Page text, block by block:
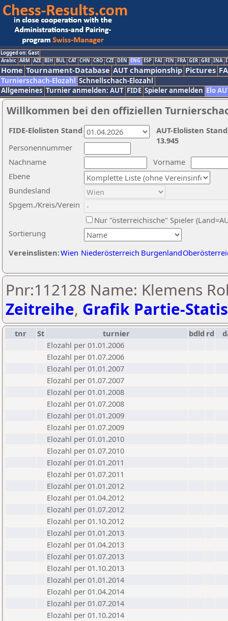
Logged on: Gast
Arabic ARM AZE BIH BUL CAT CHN CRO CZE DEN ENG ESP FAI FIN FRA GER GRE INA
Home Tournament-Database AUT championship Pictures
Turnierschach-Elozahl Schnellschach-Elozahl
Allgemeines Turnier anmelden: AUT FIDE Spieler anmelden Elo
Willkommen bei den offiziellen
Nachname
Vorname
Ebene
Sortierung
Personennummer
Bundesland
Spgem./Kreis/Verein
Nur "österreichische" Spieler
Vereinslisten:Wien Niederösterreich Burgenland
AUT-Elolisten
13.945
FIDE-Elolisten Stand
Pnr:112128 Name: Klemens
Zeitreihe, Grafik Partie-
tnr St turnier bdld rd
Elozahl per 01.01.2006
Elozahl per 01.07.2006
Elozahl per 01.01.2007
Elozahl per 01.07.2007
Elozahl per 01.01.2008
Elozahl per 01.07.2008
Elozahl per 01.01.2009
Elozahl per 01.07.2009
Elozahl per 01.01.2010
Elozahl per 01.07.2010
Elozahl per 01.01.2011
Elozahl per 01.07.2011
Elozahl per 01.01.2012
Elozahl per 01.04.2012
Elozahl per 01.07.2012
Elozahl per 01.10.2012
Elozahl per 01.01.2013
Elozahl per 01.04.2013
Elozahl per 01.07.2013
Elozahl per 01.10.2013
Elozahl per 01.01.2014
Elozahl per 01.04.2014
Elozahl per 01.07.2014
Elozahl per 01.10.2014